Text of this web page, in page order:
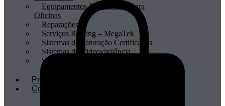
Equipamentos Profissionais para
Oficinas
Reparações
Serviços Renting – MegaTek
Sistemas de Faturação Certificados
Sistemas de Videovigilância
Sistemas POS
Profissionais
Contactos